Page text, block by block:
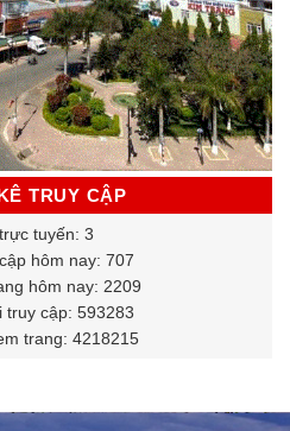
TRUY CẬP
tuyến: 3
hôm nay: 707
hôm nay: 2209
truy cập: 593283
trang: 4218215